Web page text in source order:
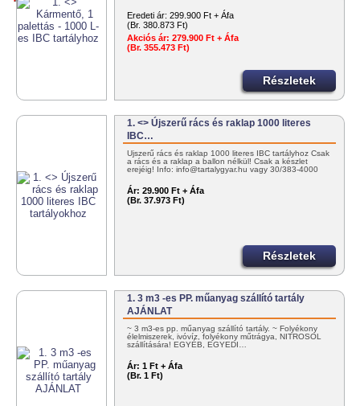
Eredeti ár: 299.900 Ft + Áfa
(Br. 380.873 Ft)
Akciós ár: 279.900 Ft + Áfa
(Br. 355.473 Ft)
Részletek
1. <> Újszerű rács és raklap 1000 literes
IBC…
Újszerű rács és raklap 1000 literes IBC tartályhoz Csak
a rács és a raklap a ballon nélkül! Csak a készlet
erejéig! Info: info@tartalygyar.hu vagy 30/383-4000
Ár: 29.900 Ft + Áfa
(Br. 37.973 Ft)
Részletek
1. 3 m3 -es PP. műanyag szállító tartály
AJÁNLAT
~ 3 m3-es pp. műanyag szállító tartály. ~ Folyékony
élelmiszerek, ivóvíz, folyékony műtrágya, NITROSOL
szállítására! EGYÉB, EGYEDI…
Ár: 1 Ft + Áfa
(Br. 1 Ft)